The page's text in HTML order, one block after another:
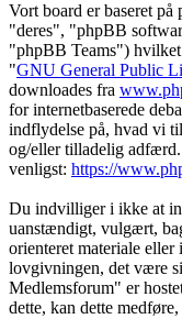
Vort board er baseret
"deres", "phpBB
"phpBB Teams")
"GNU General Public
downloades fra
for internetbaserede
indflydelse på, hvad vi
og/eller tilladelig
venligst: https://
Du indvilliger i ikke at
uanstændigt, vulgært,
orienteret materiale eller
lovgivningen, det være
Medlemsforum" er
dette, kan dette